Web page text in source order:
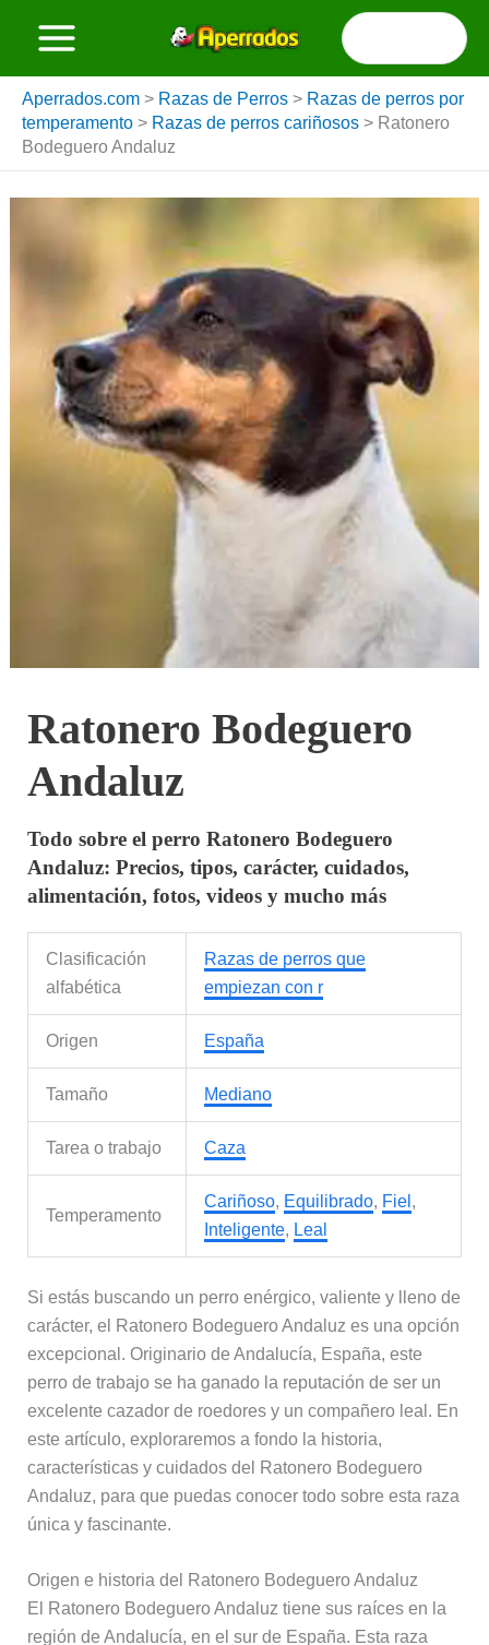
Buscar
por:
Aperrados.com > Razas de Perros > Razas de perros por
temperamento > Razas de perros cariñosos > Ratonero
Bodeguero Andaluz
Ratonero Bodeguero
Andaluz
Todo sobre el perro Ratonero Bodeguero
Andaluz: Precios, tipos, carácter, cuidados,
alimentación, fotos, videos y mucho más
Clasificación
alfabética
Razas de perros que
empiezan con r
Origen España
Tamaño Mediano
Tarea o trabajo Caza
Temperamento
Cariñoso, Equilibrado, Fiel ,
Inteligente, Leal
Si estás buscando un perro enérgico, valiente y lleno de
carácter, el Ratonero Bodeguero Andaluz es una opción
excepcional. Originario de Andalucía, España, este
perro de trabajo se ha ganado la reputación de ser un
excelente cazador de roedores y un compañero leal. En
este artículo, exploraremos a fondo la historia,
características y cuidados del Ratonero Bodeguero
Andaluz, para que puedas conocer todo sobre esta raza
única y fascinante.
Origen e historia del Ratonero Bodeguero Andaluz
El Ratonero Bodeguero Andaluz tiene sus raíces en la
región de Andalucía, en el sur de España. Esta raza